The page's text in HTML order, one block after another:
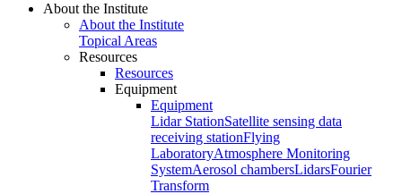
About the Institute
About the Institute
Topical Areas
Resources
Resources
Equipment
Equipment
Lidar StationSatellite sensing data
receiving stationFlying
LaboratoryAtmosphere Monitoring
SystemAerosol chambersLidarsFourier
Transform